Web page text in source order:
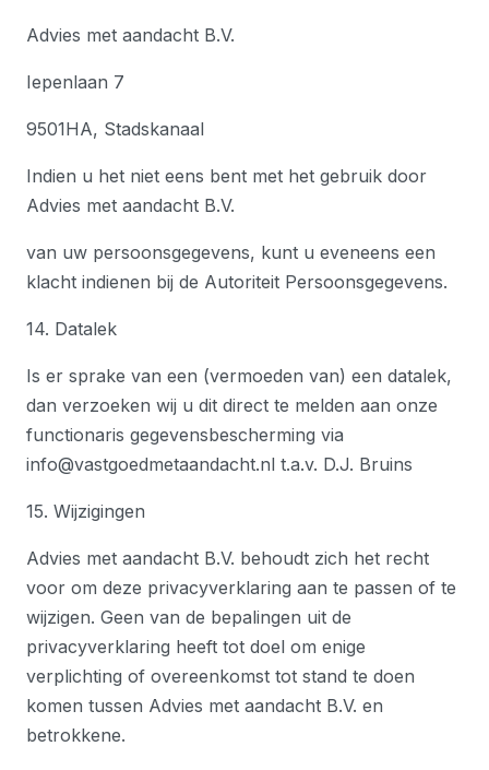
Advies met aandacht B.V.
Iepenlaan 7
9501HA, Stadskanaal
Indien u het niet eens bent met het gebruik door
Advies met aandacht B.V.
van uw persoonsgegevens, kunt u eveneens een
klacht indienen bij de Autoriteit Persoonsgegevens.
14. Datalek
Is er sprake van een (vermoeden van) een datalek,
dan verzoeken wij u dit direct te melden aan onze
functionaris gegevensbescherming via
info@vastgoedmetaandacht.nl t.a.v. D.J. Bruins
15. Wijzigingen
Advies met aandacht B.V. behoudt zich het recht
voor om deze privacyverklaring aan te passen of te
wijzigen. Geen van de bepalingen uit de
privacyverklaring heeft tot doel om enige
verplichting of overeenkomst tot stand te doen
komen tussen Advies met aandacht B.V. en
betrokkene.